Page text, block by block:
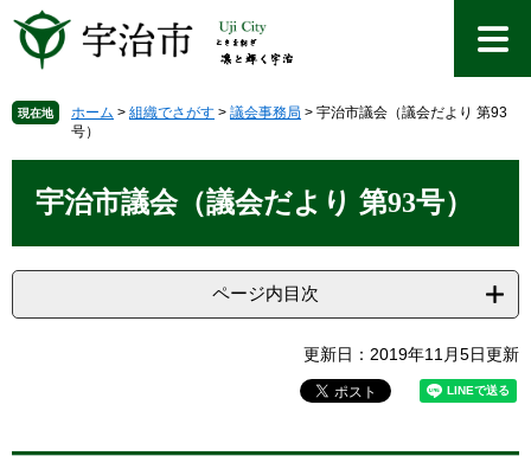
先
で
を
ば
現在地 ホーム > 組織でさがす > 議会事務局 > 宇治市議会（議会だより 第93
号）
宇治市議会（議会だより 第93号）
ページ内目次
更新日：2019年11月5日更新